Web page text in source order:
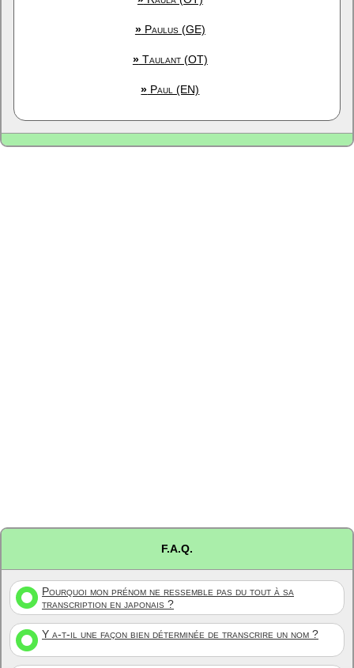
»Paulus (GE)
»Taulant (OT)
» Paul (EN)
F.A.Q.
Pourquoi mon prénom ne ressemble pas du tout à sa
transcription en japonais ?
Y a-t-il une façon bien déterminée de transcrire un nom ?